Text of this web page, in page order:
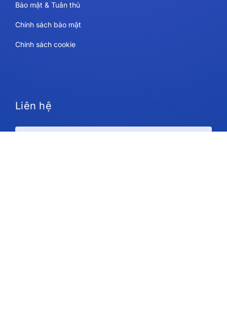
Bảo mật & Tuân thủ
Chính sách bảo mật
Chính sách cookie
Liên hệ